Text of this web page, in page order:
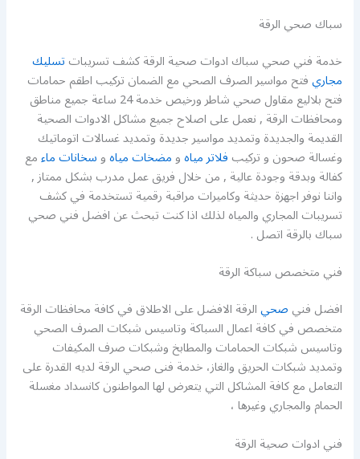
سباك صحي الرقة
خدمة فني صحي سباك ادوات صحية الرقة كشف تسريباتتسليك
مجاريفتح مواسير الصرف الصحي مع الضمان تركيب اطقم حمامات
فتح بلاليع مقاول صحي شاطر ورخيص خدمة 24 ساعة جميع مناطق
ومحافظات الرقة , نعمل على اصلاح جميع مشاكل الادوات الصحية
القديمة والجديدة وتمديد مواسير جديدة وتمديد غسالات اتوماتيك
وغسالة صحون و تركيبفلاتر مياهومضخات مياهوسخانات ماءمع
كفالة وبدقة وجودة عالية , من خلال فريق عمل مدرب بشكل ممتاز ,
واننا نوفر اجهزة حديثة وكاميرات مراقبة رقمية تستخدمة في كشف
تسريبات المجاري والمياه لذلك اذا كنت تبحث عن افضل فني صحي
سباك بالرقة اتصل .
فني متخصص سباكة الرقة
افضل فنيصحيالرقة الافضل على الاطلاق في كافة محافظات الرقة
متخصص في كافة اعمال السباكة وتاسيس شبكات الصرف الصحي
وتاسيس شبكات الحمامات والمطابخ وشبكات صرف المكيفات
وتمديد شبكات الحريق والغاز، خدمة فنى صحي الرقة لديه القدرة على
التعامل مع كافة المشاكل التي يتعرض لها المواطنون كانسداد مغسلة
الحمام والمجاري وغيرها ،
فني ادوات صحية الرقة